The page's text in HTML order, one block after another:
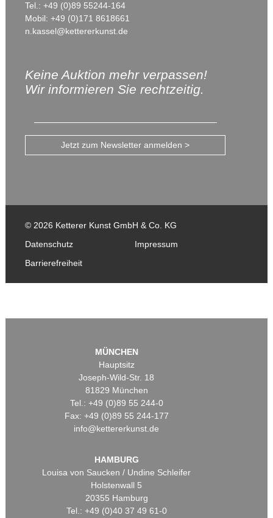
Tel.: +49 (0)89 55244-164
Mobil: +49 (0)171 8618661
n.kassel@kettererkunst.de
Keine Auktion mehr verpassen!
Wir informieren Sie rechtzeitig.
Jetzt zum Newsletter anmelden >
© 2026 Ketterer Kunst GmbH & Co. KG
Datenschutz
Impressum
Barrierefreiheit
MÜNCHEN
Hauptsitz
Joseph-Wild-Str. 18
81829 München
Tel.: +49 (0)89 55 244-0
Fax: +49 (0)89 55 244-177
info@kettererkunst.de
HAMBURG
Louisa von Saucken / Undine Schleifer
Holstenwall 5
20355 Hamburg
Tel.: +49 (0)40 37 49 61-0